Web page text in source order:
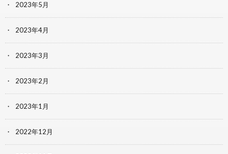
2023年5月
2023年4月
2023年3月
2023年2月
2023年1月
2022年12月